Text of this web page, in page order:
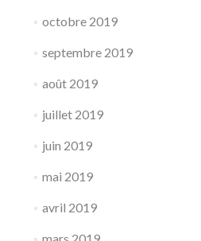
octobre 2019
septembre 2019
août 2019
juillet 2019
juin 2019
mai 2019
avril 2019